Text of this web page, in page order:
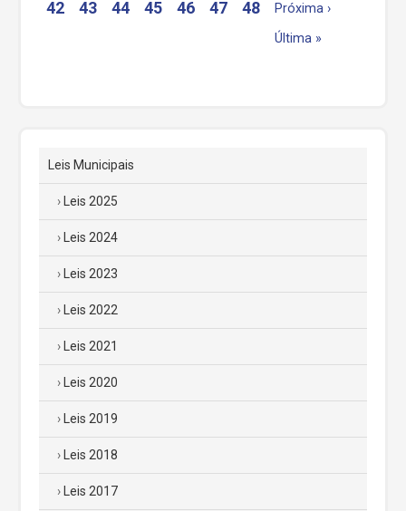
42
43 44 45 46 47 48
Próxima ›
Última »
Leis Municipais
Leis 2025
Leis 2024
Leis 2023
Leis 2022
Leis 2021
Leis 2020
Leis 2019
Leis 2018
Leis 2017